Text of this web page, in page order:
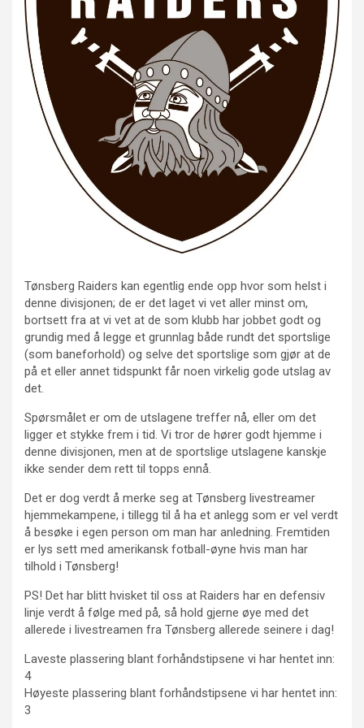
Tønsberg Raiders kan egentlig ende opp hvor som helst i
denne divisjonen; de er det laget vi vet aller minst om,
bortsett fra at vi vet at de som klubb har jobbet godt og
grundig med å legge et grunnlag både rundt det sportslige
(som baneforhold) og selve det sportslige som gjør at de
på et eller annet tidspunkt får noen virkelig gode utslag av
det.
Spørsmålet er om de utslagene treffer nå, eller om det
ligger et stykke frem i tid. Vi tror de hører godt hjemme i
denne divisjonen, men at de sportslige utslagene kanskje
ikke sender dem rett til topps ennå.
Det er dog verdt å merke seg at Tønsberg livestreamer
hjemmekampene, i tillegg til å ha et anlegg som er vel verdt
å besøke i egen person om man har anledning. Fremtiden
er lys sett med amerikansk fotball-øyne hvis man har
tilhold i Tønsberg!
PS! Det har blitt hvisket til oss at Raiders har en defensiv
linje verdt å følge med på, så hold gjerne øye med det
allerede i livestreamen fra Tønsberg allerede seinere i dag!
Laveste plassering blant forhåndstipsene vi har hentet inn:
4
Høyeste plassering blant forhåndstipsene vi har hentet inn:
3